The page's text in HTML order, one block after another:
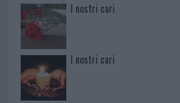
I nostri cari
I nostri cari